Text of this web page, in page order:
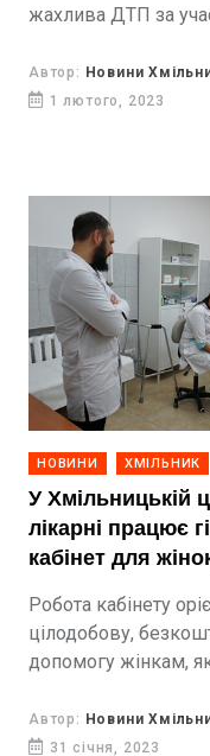
жахлива ДТП за
Автор: Новини
1 лютого, 2023
НОВИНИ ХМІЛЬНИК
У Хмільницькій
лікарні працює
кабінет для
Робота кабінету
цілодобову,
допомогу жінкам,
Автор: Новини
31 січня, 2023